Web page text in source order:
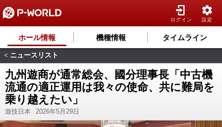
ログイン 設定
ホール情報 機種情報 タイムライン
< ニュースリスト
九州遊商が通常総会、國分理事長「中古機
流通の適正運用は我々の使命、共に難局を
乗り越えたい」
遊技日本 2026年5月29日